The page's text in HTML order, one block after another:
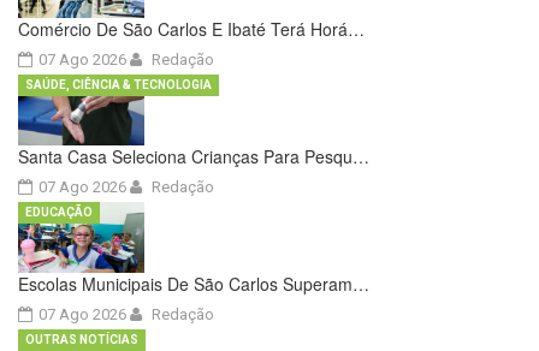
Comércio De São Carlos E Ibaté Terá Horá…
07 Ago 2026 Redação
Santa Casa Seleciona Crianças Para Pesqu…
07 Ago 2026
SAÚDE, CIÊNCIA & TECNOLOGIA
Redação
Escolas Municipais De São Carlos Superam…
07 Ago 2026
EDUCAÇÃO
Redação
OUTRAS NOTÍCIAS